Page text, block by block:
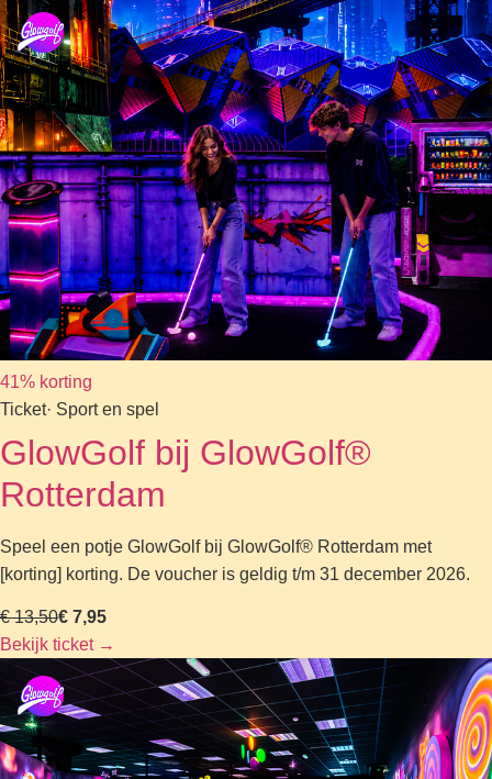
41% korting
Ticket· Sport en spel
GlowGolf bij GlowGolf®
Rotterdam
Speel een potje GlowGolf bij GlowGolf® Rotterdam met
[korting] korting. De voucher is geldig t/m 31 december 2026.
€ 13,50€ 7,95
Bekijk ticket →